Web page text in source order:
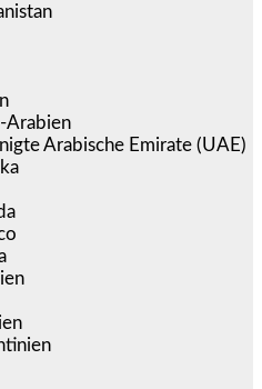
Arabien
Arabische Emirate (UAE)